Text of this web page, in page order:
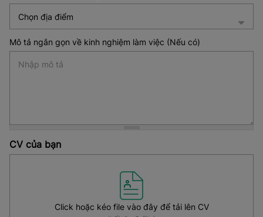
Chọn địa điểm
Mô tả ngắn gọn về kinh nghiệm làm việc (Nếu có)
CV của bạn
Click hoặc kéo file vào đây để tải lên CV